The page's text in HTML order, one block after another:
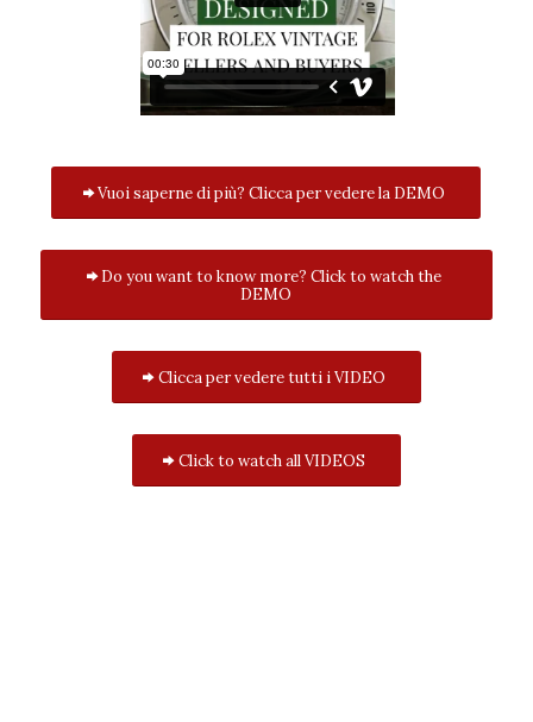
Vuoi saperne di più? Clicca per vedere la DEMO
Do you want to know more? Click to watch the
DEMO
Clicca per vedere tutti i VIDEO
Click to watch all VIDEOS